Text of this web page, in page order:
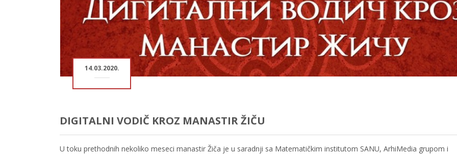
14.03.2020.
DIGITALNI VODIČ KROZ MANASTIR ŽIČU
U toku prethodnih nekoliko meseci manastir Žiča je u saradnji sa Matematičkim institutom SANU, ArhiMedia grupom i